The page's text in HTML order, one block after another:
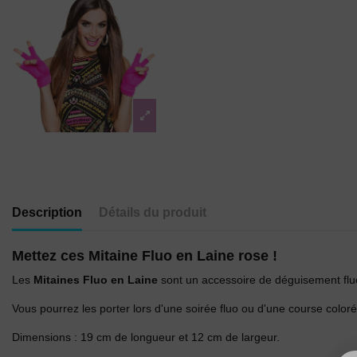
Description Détails du produit
Mettez ces Mitaine Fluo en Laine rose !
Les Mitaines Fluo en Laine sont un accessoire de déguisement
Vous pourrez les porter lors d'une soirée fluo ou d'une course
Dimensions : 19 cm de longueur et 12 cm de largeur.